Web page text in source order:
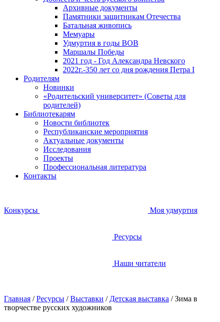
Архивные документы
Памятники защитникам Отечества
Батальная живопись
Мемуары
Удмуртия в годы ВОВ
Маршалы Победы
2021 год - Год Александра Невского
2022г.-350 лет со дня рождения Петра I
Родителям
Новинки
«Родительский университет» (Советы для
родителей)
Библиотекарям
Новости библиотек
Республиканские мероприятия
Актуальные документы
Исследования
Проекты
Профессиональная литература
Контакты
Конкурсы Моя удмуртия
Ресурсы
Наши читатели
Главная /Ресурсы /Выставки / Детская выставка /Зима в
творчестве русских художников